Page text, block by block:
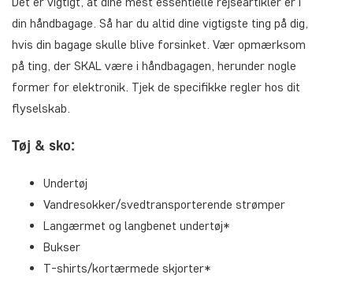
din håndbagage. Så har du altid dine vigtigste ting på dig,
hvis din bagage skulle blive forsinket. Vær opmærksom
på ting, der SKAL være i håndbagagen, herunder nogle
former for elektronik. Tjek de specifikke regler hos dit
flyselskab.
Tøj & sko:
Undertøj
Vandresokker/svedtransporterende strømper
Langærmet og langbenet undertøj*
Bukser
T-shirts/kortærmede skjorter*